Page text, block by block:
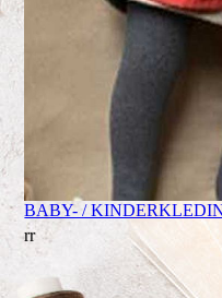
BABY- /
rr